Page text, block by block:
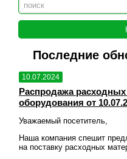
Последние
10.07.2024
Распродажа
оборудования от
Уважаемый посетитель,
Наша компания спешит
на поставку расходных